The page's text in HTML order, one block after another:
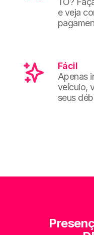
e veja
Fácil
Apenas
veículo,
seus